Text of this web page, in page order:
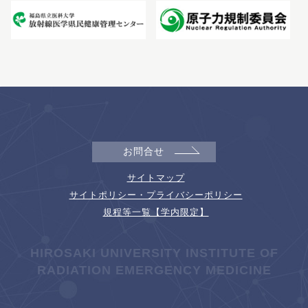
お問合せ
サイトマップ
サイトポリシー・プライバシーポリシー
規程等一覧【学内限定】
HIROSAKI UNIVERSITY INSTITUTE OF
RADIATION EMERGENCY MEDICINE